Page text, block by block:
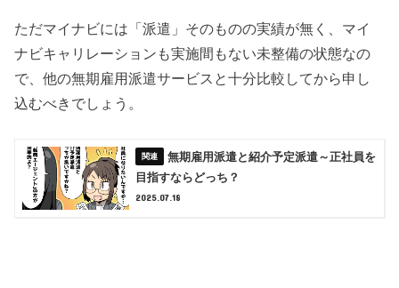
ただマイナビには「派遣」そのものの実績が無く、マイ
ナビキャリレーションも実施間もない未整備の状態なの
で、他の無期雇用派遣サービスと十分比較してから申し
込むべきでしょう。
無期雇用派遣と紹介予定派遣～正社員を
目指すならどっち？
2025.07.18